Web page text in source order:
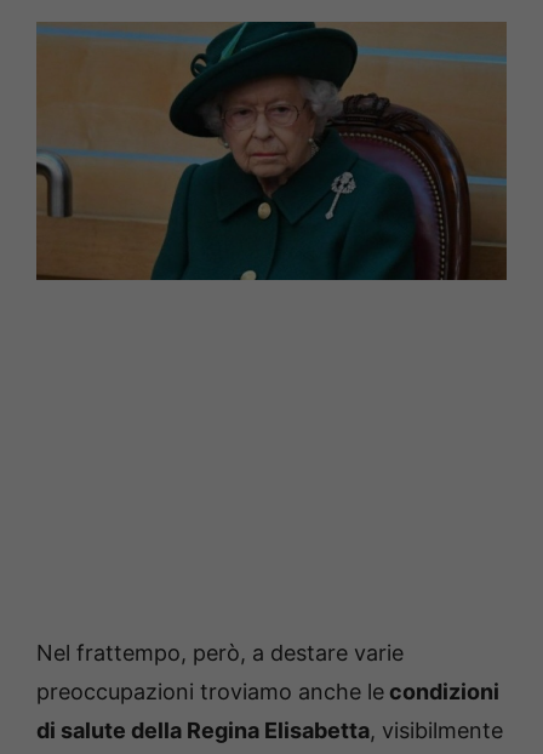
Nel frattempo, però, a destare varie
preoccupazioni troviamo anche le condizioni
di salute della Regina Elisabetta, visibilmente